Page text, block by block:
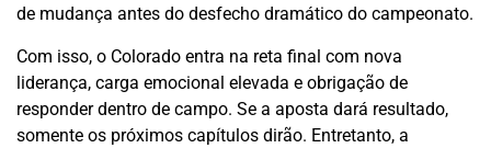
de mudança antes do desfecho dramático do campeonato.
Com isso, o Colorado entra na reta final com nova
liderança, carga emocional elevada e obrigação de
responder dentro de campo. Se a aposta dará resultado,
somente os próximos capítulos dirão. Entretanto, a